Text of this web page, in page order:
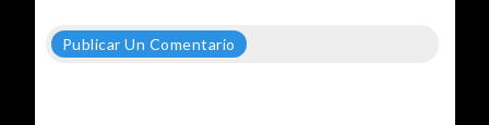
Publicar Un Comentario